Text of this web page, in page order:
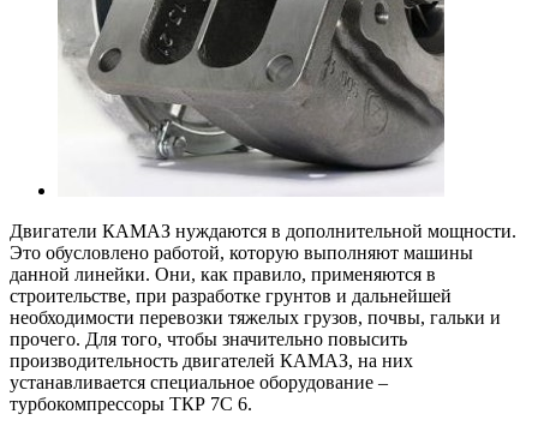
Двигатели КАМАЗ нуждаются в дополнительной мощности.
Это обусловлено работой, которую выполняют машины
данной линейки. Они, как правило, применяются в
строительстве, при разработке грунтов и дальнейшей
необходимости перевозки тяжелых грузов, почвы, гальки и
прочего. Для того, чтобы значительно повысить
производительность двигателей КАМАЗ, на них
устанавливается специальное оборудование –
турбокомпрессоры ТКР 7С 6.